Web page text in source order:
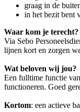
graag in de
in het bezit bent
Waar kom je terecht?
Via Sebo
lijnen kort en zorgen
Wat beloven wij jou?
Een fulltime functie
functioneren. Goed
Kortom: een actieve